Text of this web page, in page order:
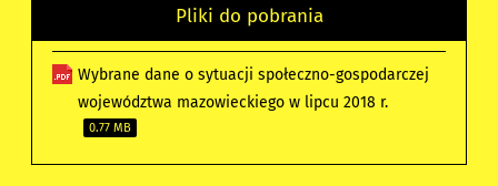
Pliki do pobrania
Wybrane dane o sytuacji społeczno-gospodarczej
województwa mazowieckiego w lipcu 2018 r.
0.77 MB